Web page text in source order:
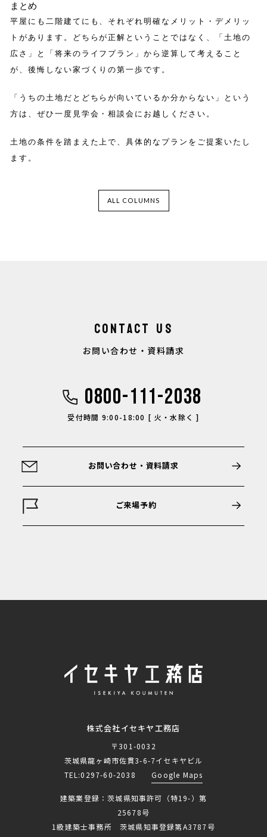
まとめ
平屋にも二階建てにも、それぞれ明確なメリット・デメリッ
トがあります。どちらが正解ということではなく、「土地の
広さ」と「将来のライフプラン」から逆算して考えること
が、後悔しない家づくりの第一歩です。
「うちの土地だとどちらが向いているか分からない」という
方は、ぜひ一度見学会・相談会にお越しください。
土地の条件を踏まえた上で、具体的なプランをご提案いたし
ます。
ALL COLUMNS
CONTACT US
お問い合わせ・資料請求
0800-111-2038
受付時間 9:00-18:00 [ 火・水除く ]
お問い合わせ・資料請求
ご来場予約
株式会社イセキヤ工務店
〒301-0032
茨城県龍ヶ崎市佐貫3-6-7イセキヤビル
TEL:0297-60-2038 Google Maps
建築業登録：茨城県知事許可（特19-）第
25678号
1級建築士事務所 茨城県知事登録第A3787号